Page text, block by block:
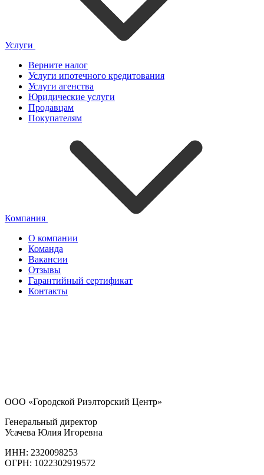
Услуги
Верните налог
Услуги ипотечного кредитования
Услуги агенства
Юридические услуги
Продавцам
Покупателям
Компания
О компании
Команда
Вакансии
Отзывы
Гарантийный сертификат
Контакты
ООО «Городской Риэлторский Центр»
Генеральный директор
Усачева Юлия Игоревна
ИНН: 2320098253
ОГРН: 1022302919572